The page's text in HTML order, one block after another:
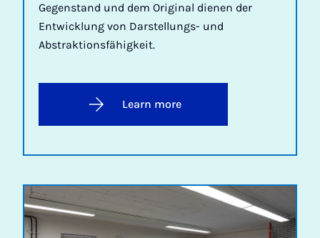
Gegenstand und dem Original dienen der
Entwicklung von Darstellungs- und
Abstraktionsfähigkeit.
Learn more